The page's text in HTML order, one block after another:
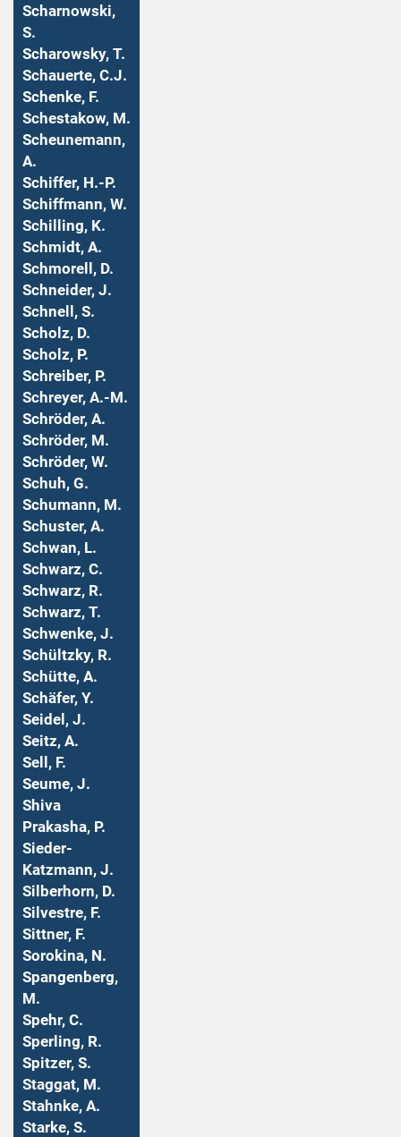
Scharnowski,
S.
Scharowsky, T.
Schauerte, C.J.
Schenke, F.
Schestakow, M.
Scheunemann,
A.
Schiffer, H.-P.
Schiffmann, W.
Schilling, K.
Schmidt, A.
Schmorell, D.
Schneider, J.
Schnell, S.
Scholz, D.
Scholz, P.
Schreiber, P.
Schreyer, A.-M.
Schröder, A.
Schröder, M.
Schröder, W.
Schuh, G.
Schumann, M.
Schuster, A.
Schwan, L.
Schwarz, C.
Schwarz, R.
Schwarz, T.
Schwenke, J.
Schültzky, R.
Schütte, A.
Schäfer, Y.
Seidel, J.
Seitz, A.
Sell, F.
Seume, J.
Shiva
Prakasha, P.
Sieder-
Katzmann, J.
Silberhorn, D.
Silvestre, F.
Sittner, F.
Sorokina, N.
Spangenberg,
M.
Spehr, C.
Sperling, R.
Spitzer, S.
Staggat, M.
Stahnke, A.
Starke, S.